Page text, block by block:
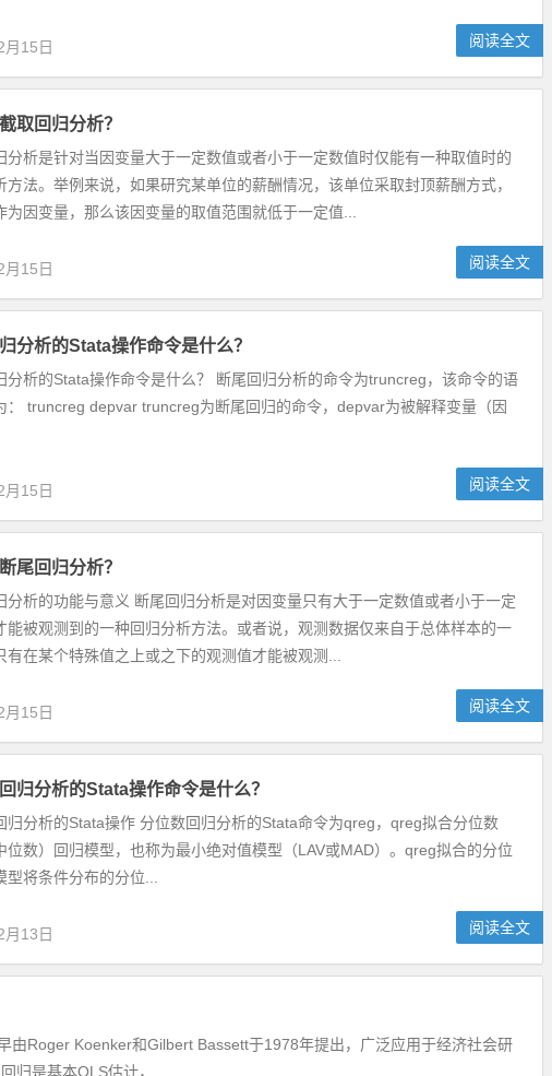
月15日 阅读全文
取回归分析？
分析是针对当因变量大于一定数值或者小于一定数值时仅能有一种取值时的
方法。举例来说，如果研究某单位的薪酬情况，该单位采取封顶薪酬方式，
为因变量，那么该因变量的取值范围就低于一定值...
月15日 阅读全文
分析的Stata操作命令是什么？
分析的Stata操作命令是什么？ 断尾回归分析的命令为truncreg，该命令的语
： truncreg depvar truncreg为断尾回归的命令，depvar为被解释变量（因
月15日 阅读全文
尾回归分析？
分析的功能与意义 断尾回归分析是对因变量只有大于一定数值或者小于一定
能被观测到的一种回归分析方法。或者说，观测数据仅来自于总体样本的一
有在某个特殊值之上或之下的观测值才能被观测...
月15日 阅读全文
归分析的Stata操作命令是什么？
归分析的Stata操作 分位数回归分析的Stata命令为qreg，qreg拟合分位数
位数）回归模型，也称为最小绝对值模型（LAV或MAD）。qreg拟合的分位
型将条件分布的分位...
月13日 阅读全文
由Roger Koenker和Gilbert Bassett于1978年提出，广泛应用于经济社会研
归是基本OLS估计，...